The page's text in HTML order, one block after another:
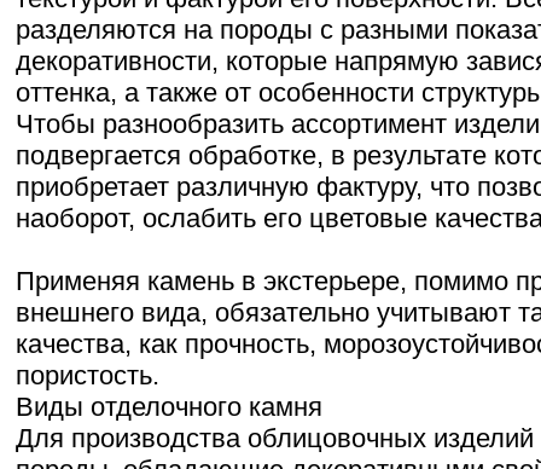
разделяются на породы с разными
декоративности, которые напрямую
оттенка, а также от особенности
Чтобы разнообразить ассортимент
подвергается обработке, в результате
приобретает различную фактуру, что
наоборот, ослабить его цветовые
Применяя камень в экстерьере, помимо
внешнего вида, обязательно учитывают
качества, как прочность,
пористость.
Виды отделочного камня
Для производства облицовочных